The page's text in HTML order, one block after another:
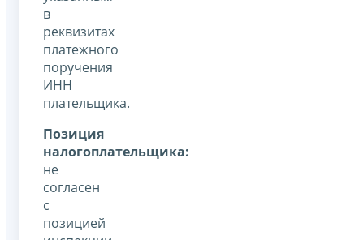
в
реквизитах
платежного
поручения
ИНН
плательщика.
Позиция
налогоплательщика:
не
согласен
с
позицией